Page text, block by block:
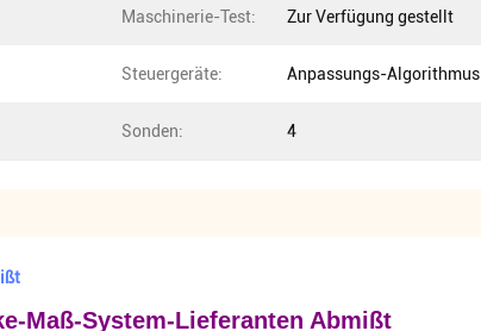
Maschinerie-Test: Zur Verfügung gestellt
Steuergeräte: Anpassungs-Algorithmus
Sonden: 4
Maß-System-Lieferanten Abmißt